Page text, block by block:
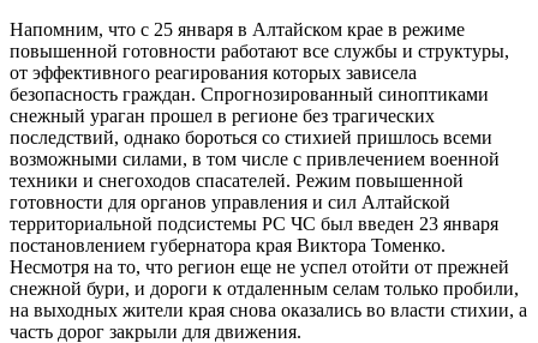
Напомним, что с 25 января в Алтайском крае в режиме
повышенной готовности работают все службы и структуры,
от эффективного реагирования которых зависела
безопасность граждан. Спрогнозированный синоптиками
снежный ураган прошел в регионе без трагических
последствий, однако бороться со стихией пришлось всеми
возможными силами, в том числе с привлечением военной
техники и снегоходов спасателей. Режим повышенной
готовности для органов управления и сил Алтайской
территориальной подсистемы РС ЧС был введен 23 января
постановлением губернатора края Виктора Томенко.
Несмотря на то, что регион еще не успел отойти от прежней
снежной бури, и дороги к отдаленным селам только пробили,
на выходных жители края снова оказались во власти стихии, а
часть дорог закрыли для движения.